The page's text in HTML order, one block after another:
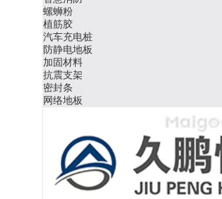
螺蛳粉
植筋胶
汽车充电桩
防静电地板
加固材料
抗震支架
密封条
网络地板